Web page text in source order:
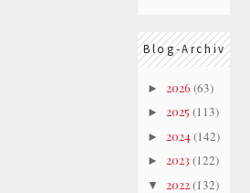
Blog-Archiv
► 2026 (63)
► 2025 (113)
► 2024(142)
► 2023 (122)
▼ 2022(132)